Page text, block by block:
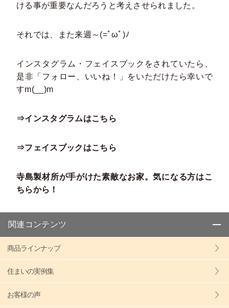
ける事が重要なんだろうと考えさせられました。
それでは、また来週～(=ﾟωﾟ)ﾉ
インスタグラム・フェイスブックをされていたら、
是非「フォロー、いいね！」をいただけたら幸いで
すm(__)m
⇒インスタグラムはこちら
⇒フェイスブックはこちら
寺島製材所が手がけた素敵なお家。気になる方はこ
ちらから！
関連コンテンツ
商品ラインナップ
住まいの実例集
お客様の声